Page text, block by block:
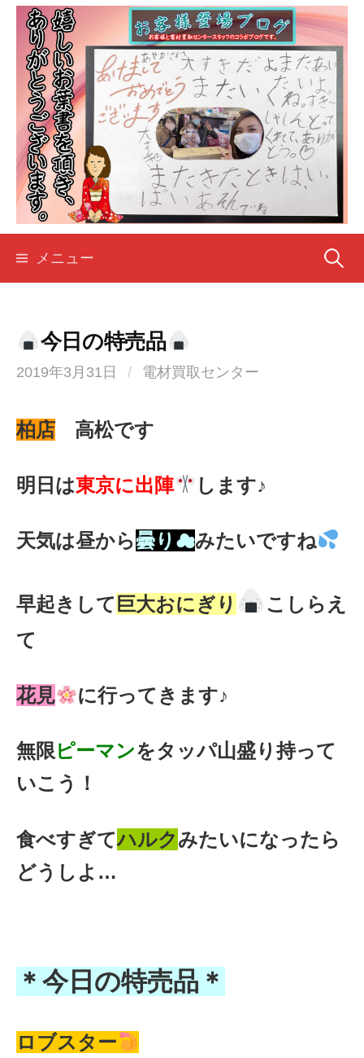
プ
メニュー 検
今日の特売品
2019年3月31日 / 電材買取センター
柏店 高松です
明日は東京に出陣 します♪
天気は昼から曇り☁みたいですね
早起きして 巨大おにぎり
こしらえ
て
花見 に行ってきます♪
無限ピーマンをタッパ山盛り持って
いこう！
食べすぎてハルクみたいになったら
どうしよ…
＊今日の特売品＊
ロブスター